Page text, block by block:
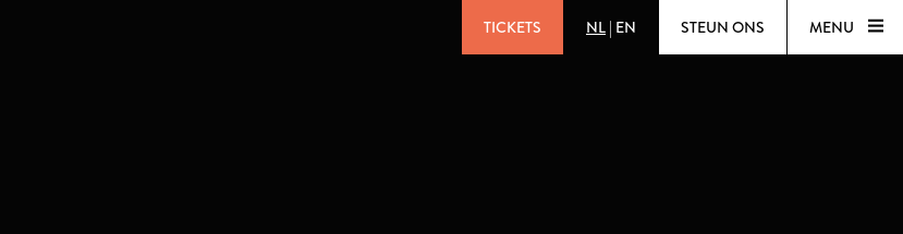
TICKETS NL | EN STEUN ONS MENU